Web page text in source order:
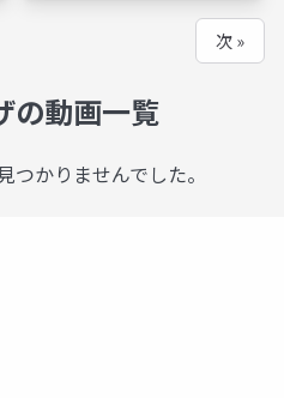
次 »
の動画一覧
かりませんでした。